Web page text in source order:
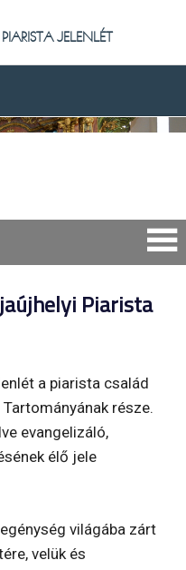
JELENLÉT
Piarista
a piarista család
része.
evangelizáló,
élő jele
világába zárt
velük és